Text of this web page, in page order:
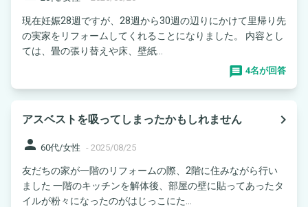
現在妊娠28週ですが、28週から30週の辺りにかけて里帰り先
の実家をリフォームしてくれることになりました。 内容とし
ては、畳の張り替えや床、壁紙...
4名が回答
アスベストを吸ってしまったかもしれません
navigate_next
person 60代/女性 - 2025/08/25
友だちの家が一階のリフォームの際、2階に住みながら行い
ました 一階のキッチンを解体後、部屋の壁に貼ってあったタ
イルが粉々になったのがはじっこにた...